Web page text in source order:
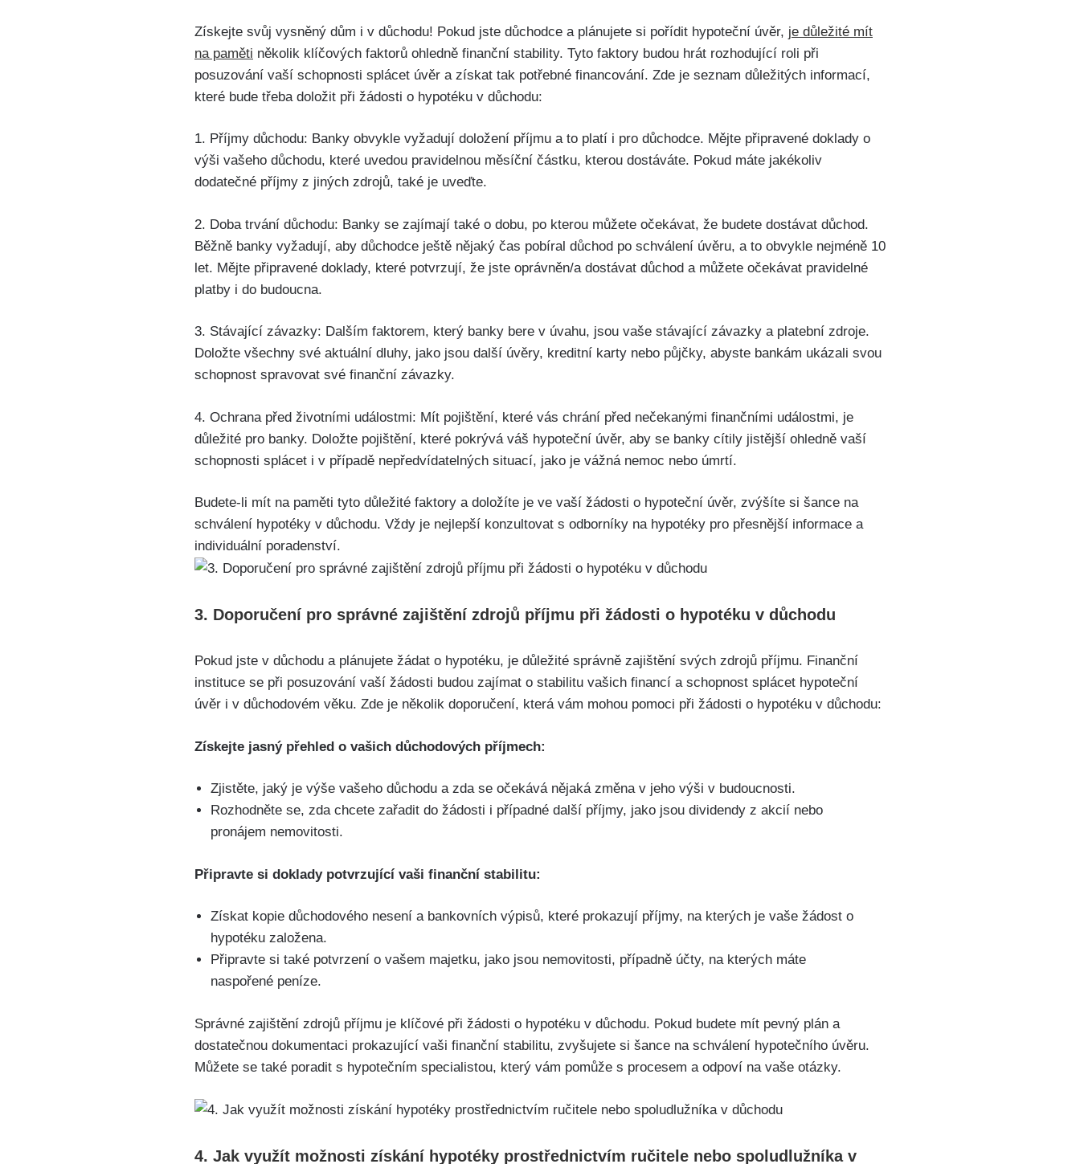
Získejte svůj vysněný dům i v důchodu! Pokud jste důchodce a plánujete si pořídit hypoteční úvěr, je důležité mít
na paměti několik klíčových faktorů ohledně finanční stability. Tyto faktory budou hrát rozhodující roli při
posuzování vaší schopnosti splácet úvěr a získat tak potřebné financování. Zde je seznam důležitých informací,
které bude třeba doložit při žádosti o hypotéku v důchodu:
1. Příjmy důchodu: Banky obvykle vyžadují doložení příjmu a to platí i pro důchodce. Mějte připravené doklady o
výši vašeho důchodu, které uvedou pravidelnou měsíční částku, kterou dostáváte. Pokud máte jakékoliv
dodatečné příjmy z jiných zdrojů, také je uveďte.
2. Doba trvání důchodu: Banky se zajímají také o dobu, po kterou můžete očekávat, že budete dostávat důchod.
Běžně banky vyžadují, aby důchodce ještě nějaký čas pobíral důchod po schválení úvěru, a to obvykle nejméně 10
let. Mějte připravené doklady, které potvrzují, že jste oprávněn/a dostávat důchod a můžete očekávat pravidelné
platby i do budoucna.
3. Stávající závazky: Dalším faktorem, který banky bere v úvahu, jsou vaše stávající závazky a platební zdroje.
Doložte všechny své aktuální dluhy, jako jsou další úvěry, kreditní karty nebo půjčky, abyste bankám ukázali svou
schopnost spravovat své finanční závazky.
4. Ochrana před životními událostmi: Mít pojištění, které vás chrání před nečekanými finančními událostmi, je
důležité pro banky. Doložte pojištění, které pokrývá váš hypoteční úvěr, aby se banky cítily jistější ohledně vaší
schopnosti splácet i v případě nepředvídatelných situací, jako je vážná nemoc nebo úmrtí.
Budete-li mít na paměti tyto důležité faktory a doložíte je ve vaší žádosti o hypoteční úvěr, zvýšíte si šance na
schválení hypotéky v důchodu. Vždy je nejlepší konzultovat s odborníky na hypotéky pro přesnější informace a
individuální poradenství.
3. Doporučení pro správné zajištění zdrojů příjmu při žádosti o hypotéku v důchodu
Pokud jste v důchodu a plánujete žádat o hypotéku, je důležité správně zajištění svých zdrojů příjmu. Finanční
instituce se při posuzování vaší žádosti budou zajímat o stabilitu vašich financí a schopnost splácet hypoteční
úvěr i v důchodovém věku. Zde je několik doporučení, která vám mohou pomoci při žádosti o hypotéku v důchodu:
Získejte jasný přehled o vašich důchodových příjmech:
Zjistěte, jaký je výše vašeho důchodu a zda se očekává nějaká změna v jeho výši v budoucnosti.
Rozhodněte se, zda chcete zařadit do žádosti i případné další příjmy, jako jsou dividendy z akcií nebo
pronájem nemovitosti.
Připravte si doklady potvrzující vaši finanční stabilitu:
Získat kopie důchodového nesení a bankovních výpisů, které prokazují příjmy, na kterých je vaše žádost o
hypotéku založena.
Připravte si také potvrzení o vašem majetku, jako jsou nemovitosti, případně účty, na kterých máte
naspořené peníze.
Správné zajištění zdrojů příjmu je klíčové při žádosti o hypotéku v důchodu. Pokud budete mít pevný plán a
dostatečnou dokumentaci prokazující vaši finanční stabilitu, zvyšujete si šance na schválení hypotečního úvěru.
Můžete se také poradit s hypotečním specialistou, který vám pomůže s procesem a odpoví na vaše otázky.
4. Jak využít možnosti získání hypotéky prostřednictvím ručitele nebo spoludlužníka v